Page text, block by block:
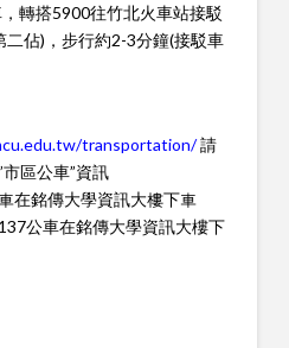
轉搭5900往竹北火車站接駁
佔)，步行約2-3分鐘(接駁車
transportation/請
區公車”資訊
在銘傳大學資訊大樓下車
公車在銘傳大學資訊大樓下